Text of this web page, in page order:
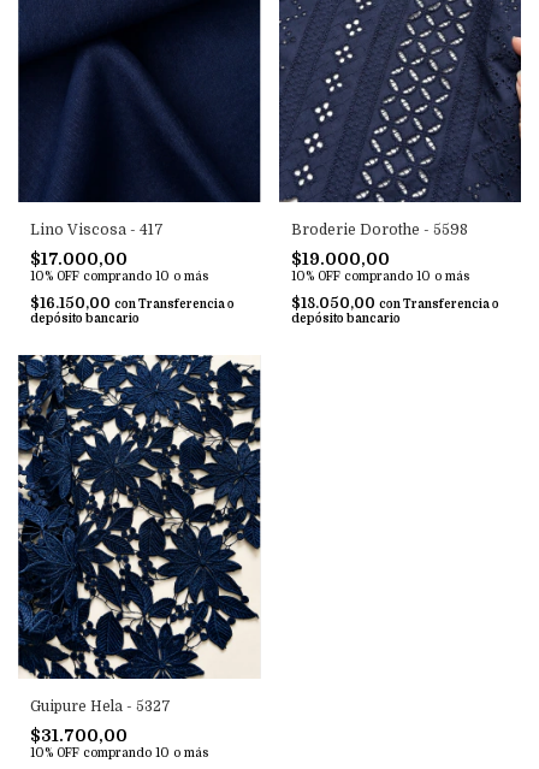
Lino Viscosa - 417
$17.000,00
10% OFF comprando 10 o más
$16.150,00 con Transferencia o
depósito bancario
Broderie Dorothe - 5598
$19.000,00
10% OFF comprando 10 o más
$18.050,00 con Transferencia o
depósito bancario
Guipure Hela - 5327
$31.700,00
10% OFF comprando 10 o más